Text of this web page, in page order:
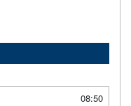
08:50